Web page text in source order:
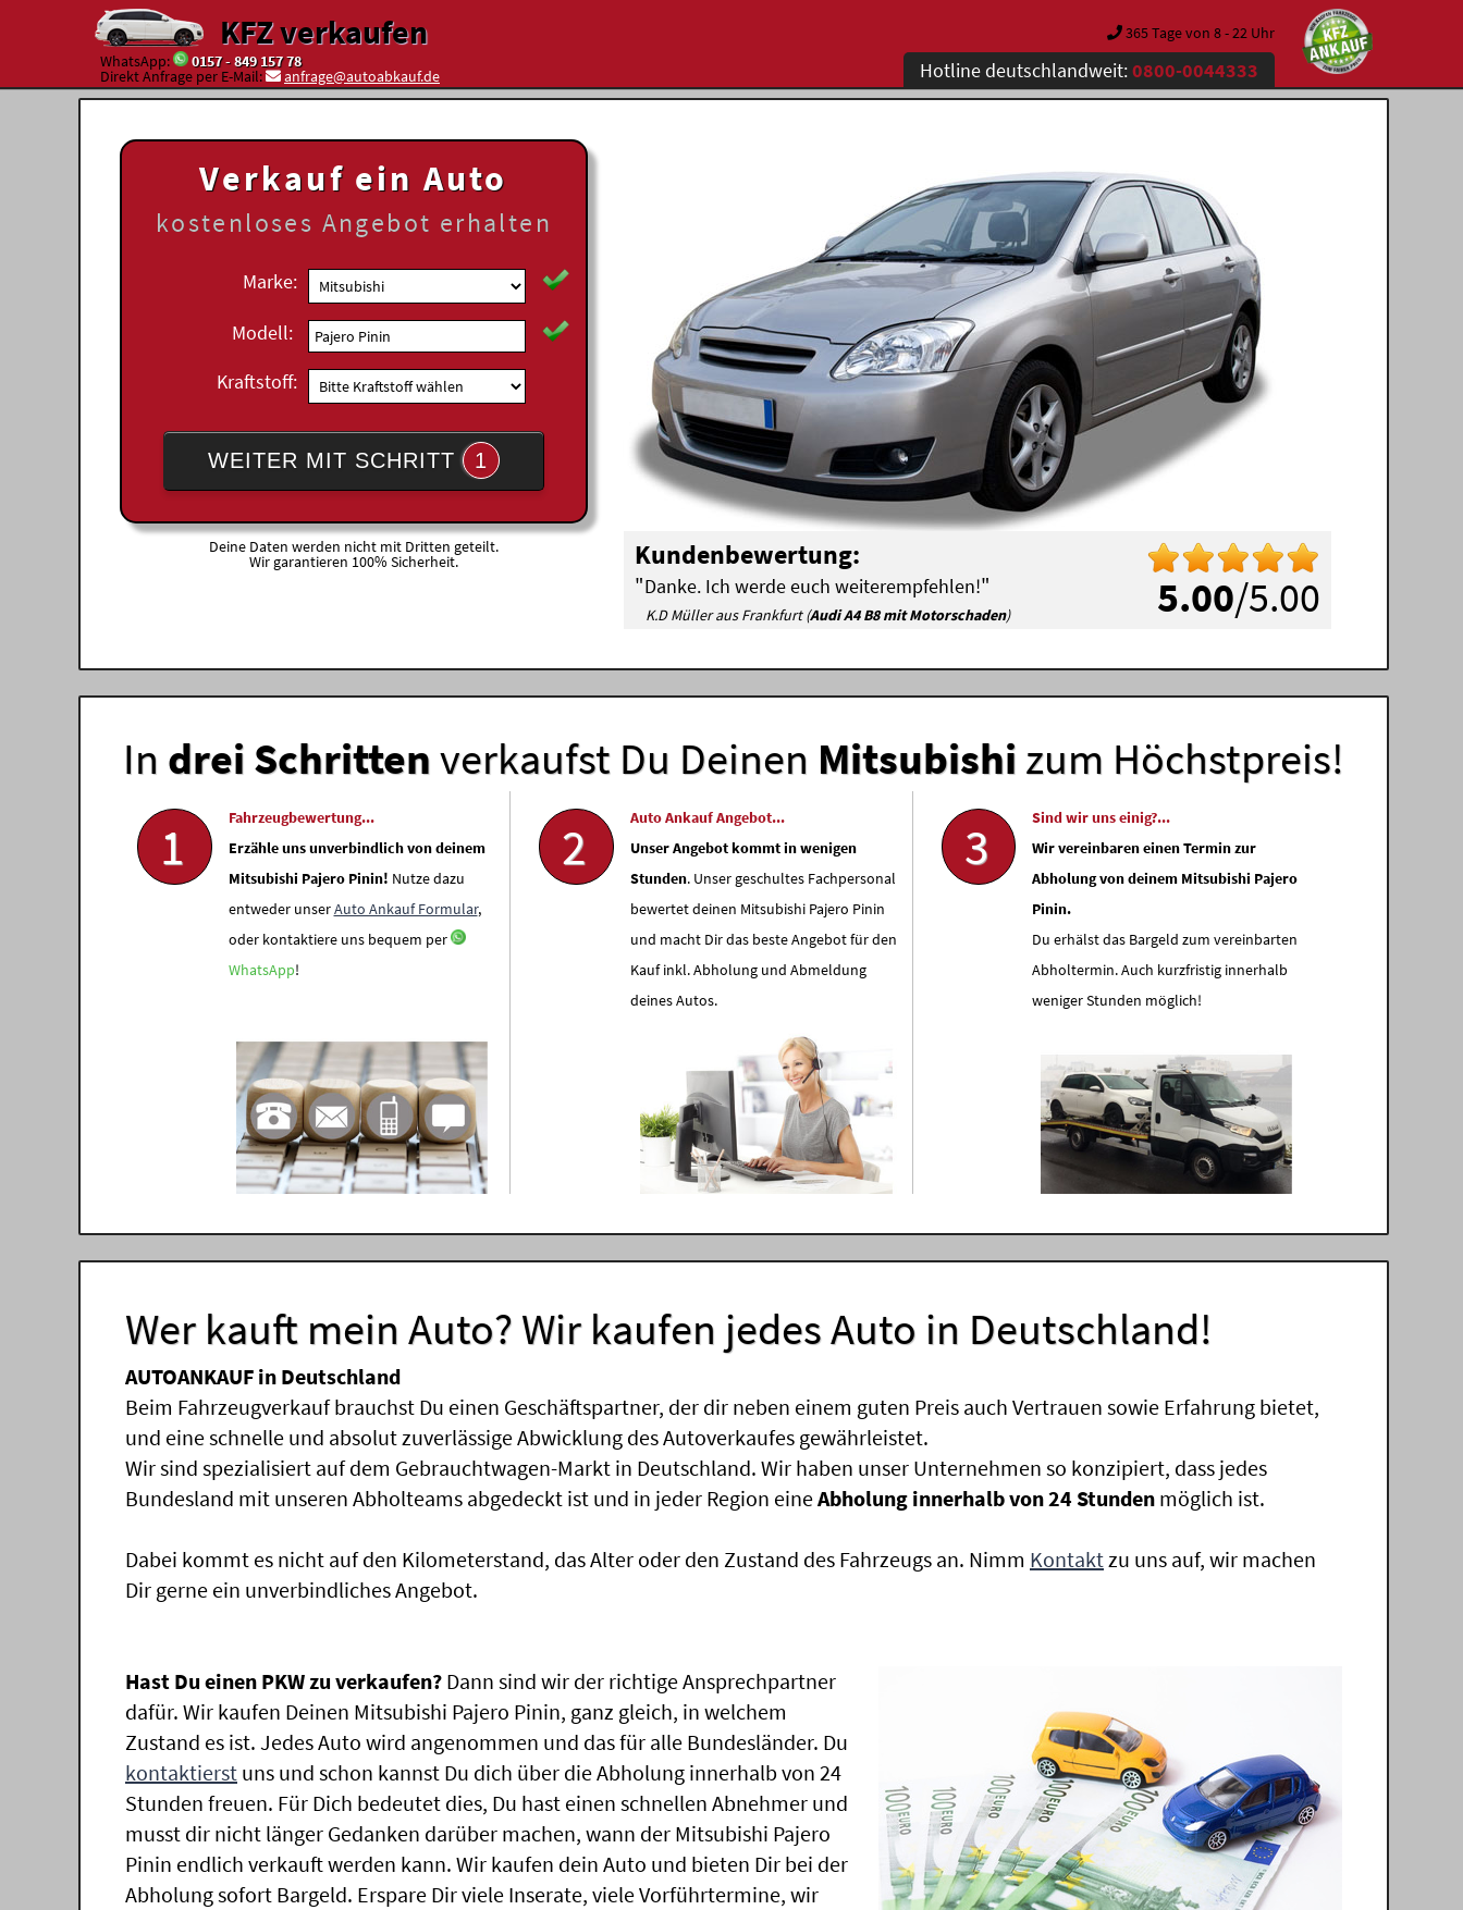
KFZ verkaufen
WhatsApp: 0157 - 849 157 78
Direkt Anfrage per E-Mail: anfrage@autoabkauf.de
365 Tage von 8 - 22 Uhr
Hotline deutschlandweit:0800-0044333
Verkauf ein Auto
kostenloses Angebot erhalten
Marke:
Modell:
Kraftstoff:
WEITER MIT SCHRITT 1
Deine Daten werden nicht mit Dritten geteilt.
Wir garantieren 100% Sicherheit.
5.00/5.00
Kundenbewertung:
"Danke. Ich werde euch weiterempfehlen!"
K.D Müller aus Frankfurt (Audi A4 B8 mit Motorschaden)
In drei Schrittenverkaufst Du Deinen Mitsubishi zum Höchstpreis!
1
Fahrzeugbewertung...
Erzähle uns unverbindlich von deinem
Mitsubishi Pajero Pinin! Nutze dazu
entweder unserAuto Ankauf Formular,
oder kontaktiere uns bequem per
WhatsApp!
2
Auto Ankauf Angebot...
Unser Angebot kommt in wenigen
Stunden. Unser geschultes Fachpersonal
bewertet deinen Mitsubishi Pajero Pinin
und macht Dir das beste Angebot für den
Kauf inkl. Abholung und Abmeldung
deines Autos.
3
Sind wir uns einig?...
Wir vereinbaren einen Termin zur
Abholung von deinem Mitsubishi Pajero
Pinin.
Du erhälst das Bargeld zum vereinbarten
Abholtermin. Auch kurzfristig innerhalb
weniger Stunden möglich!
Wer kauft mein Auto? Wir kaufen jedes Auto in Deutschland!
AUTOANKAUF in Deutschland
Beim Fahrzeugverkauf brauchst Du einen Geschäftspartner, der dir neben einem guten Preis auch Vertrauen sowie Erfahrung bietet,
und eine schnelle und absolut zuverlässige Abwicklung des Autoverkaufes gewährleistet.
Wir sind spezialisiert auf dem Gebrauchtwagen-Markt in Deutschland. Wir haben unser Unternehmen so konzipiert, dass jedes
Bundesland mit unseren Abholteams abgedeckt ist und in jeder Region eineAbholung innerhalb von 24 Stunden möglich ist.
Dabei kommt es nicht auf den Kilometerstand, das Alter oder den Zustand des Fahrzeugs an. Nimm Kontaktzu uns auf, wir machen
Dir gerne ein unverbindliches Angebot.
Hast Du einen PKW zu verkaufen? Dann sind wir der richtige Ansprechpartner
dafür. Wir kaufen Deinen Mitsubishi Pajero Pinin, ganz gleich, in welchem
Zustand es ist. Jedes Auto wird angenommen und das für alle Bundesländer. Du
kontaktierst uns und schon kannst Du dich über die Abholung innerhalb von 24
Stunden freuen. Für Dich bedeutet dies, Du hast einen schnellen Abnehmer und
musst dir nicht länger Gedanken darüber machen, wann der Mitsubishi Pajero
Pinin endlich verkauft werden kann. Wir kaufen dein Auto und bieten Dir bei der
Abholung sofort Bargeld. Erspare Dir viele Inserate, viele Vorführtermine, wir